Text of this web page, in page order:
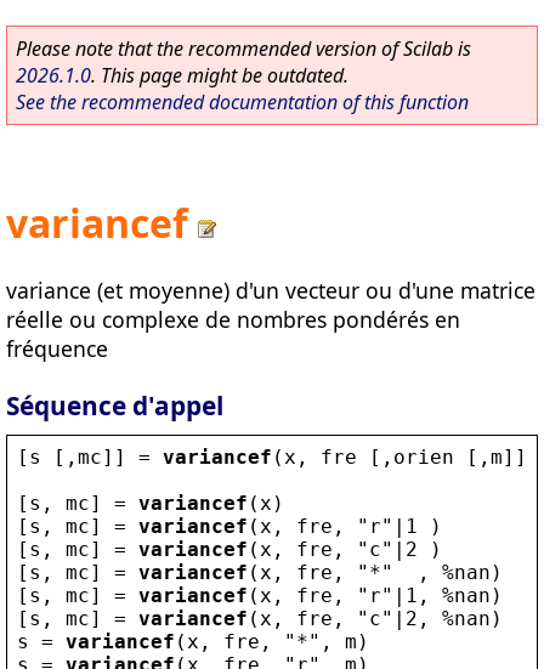
Please note that the recommended version of Scilab is
2026.1.0. This page might be outdated.
See the recommended documentation of this function
variancef
variance (et moyenne) d'un vecteur ou d'une matrice
réelle ou complexe de nombres pondérés en
fréquence
Séquence d'appel
[ s [, mc]] = variancef ( x , fre [, orien [, m]])
[ s , mc] = variancef ( x )
[ s , mc] = variancef ( x , fre , " r" |1 )
[ s , mc] = variancef ( x , fre , " c" |2 )
[ s , mc] = variancef ( x , fre , " *"
  ,
%nan )
[ s , mc] = variancef ( x , fre , " r" |1, %nan )
[ s , mc] = variancef ( x , fre , " c" |2, %nan )
s
= variancef ( x , fre , " *" , m )
s
= variancef ( x , fre , " r" , m )